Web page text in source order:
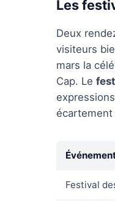
Les
Deux
visiteurs
mars la
Cap. Le
écartement
Festival